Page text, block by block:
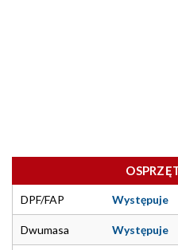
DPF/FAP Występuje
Dwumasa Występuje